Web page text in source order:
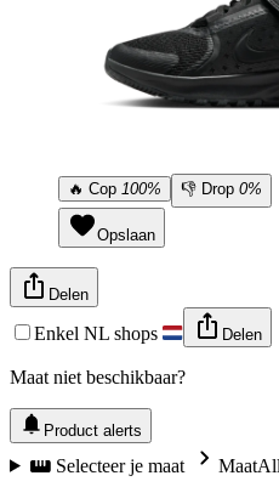
🔥 Cop 100% 👎 Drop 0%
Opslaan
Delen
Enkel NL shops Delen
Maat niet beschikbaar?
Product alerts
Selecteer je maat Maat